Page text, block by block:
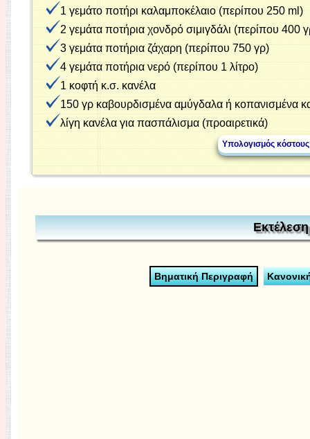
1 γεμάτο ποτήρι καλαμποκέλαιο (περίπου 250 ml)
2 γεμάτα ποτήρια χονδρό σιμιγδάλι (περίπου 400
3 γεμάτα ποτήρια ζάχαρη (περίπου 750 γρ)
4 γεμάτα ποτήρια νερό (περίπου 1 λίτρο)
1 κοφτή κ.σ. κανέλα
150 γρ καβουρδισμένα αμύγδαλα ή κοπανισμένα
λίγη κανέλα για πασπάλισμα (προαιρετικά)
Εκτέλεση
Βηματική Περιγραφή